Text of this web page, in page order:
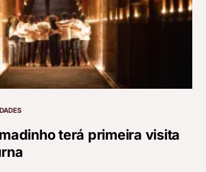
terá primeira visita